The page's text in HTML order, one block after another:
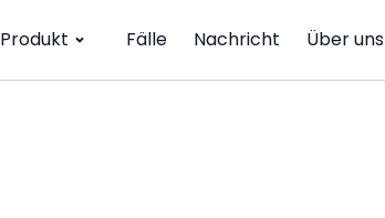
Produkt Fälle Nachricht Über uns